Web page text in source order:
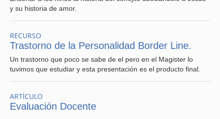
y su historia de amor.
RECURSO
Trastorno de la Personalidad Border Line.
Un trastorno que poco se sabe de el pero en el Magister lo
tuvimos que estudiar y esta presentación es el producto final.
ARTÍCULO
Evaluación Docente